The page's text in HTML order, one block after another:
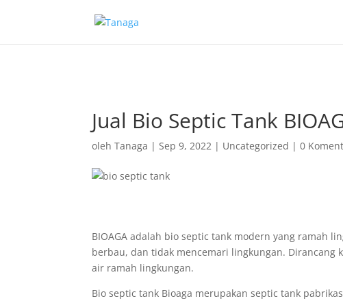
Jual Bio Septic Tank
olehTanaga |Sep 9, 2022 | Uncategorized |0
BIOAGA adalah bio septic tank modern yang ramah
berbau, dan tidak mencemari lingkungan. Dirancang
air ramah lingkungan.
Bio septic tank Bioaga merupakan septic tank